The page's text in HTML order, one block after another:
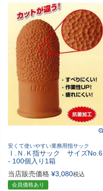
安くて使いやすい業務用指サック
Ｉ.Ｎ.Ｋ指サック サイズNo.6
- 100個入り1箱
当店販売価格 ¥3,080税込
会員価格あり